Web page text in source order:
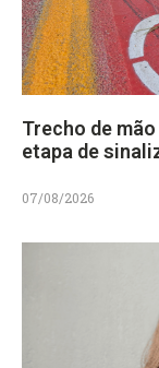
Trecho de
etapa de
07/08/2026